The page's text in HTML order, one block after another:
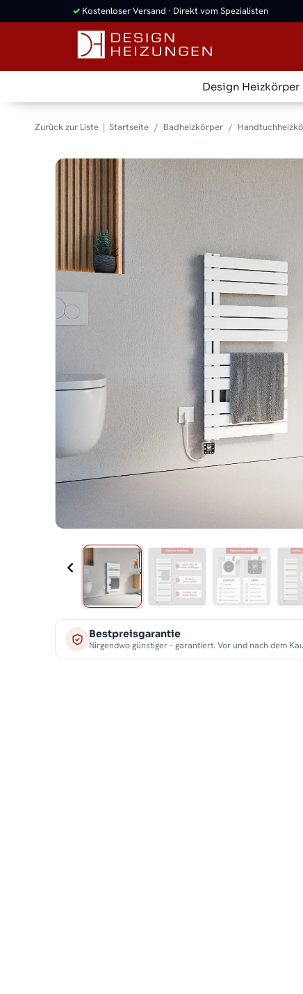
✓ Kostenloser Versand · Direkt vom Spezialisten
Design Heizkörper
Zurück zur Liste Startseite Badheizkörper
Bestpreisgarantie
Nirgendwo günstiger – garantiert. Vor und nach dem